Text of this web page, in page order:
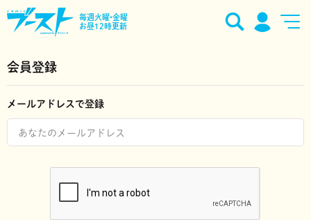
毎週火曜•金曜
お昼12時更新
会員登録
メールアドレスで登録